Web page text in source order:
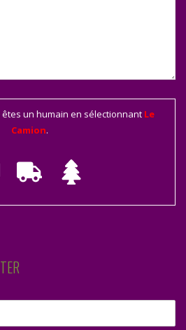
un humain en sélectionnant Le
Camion.